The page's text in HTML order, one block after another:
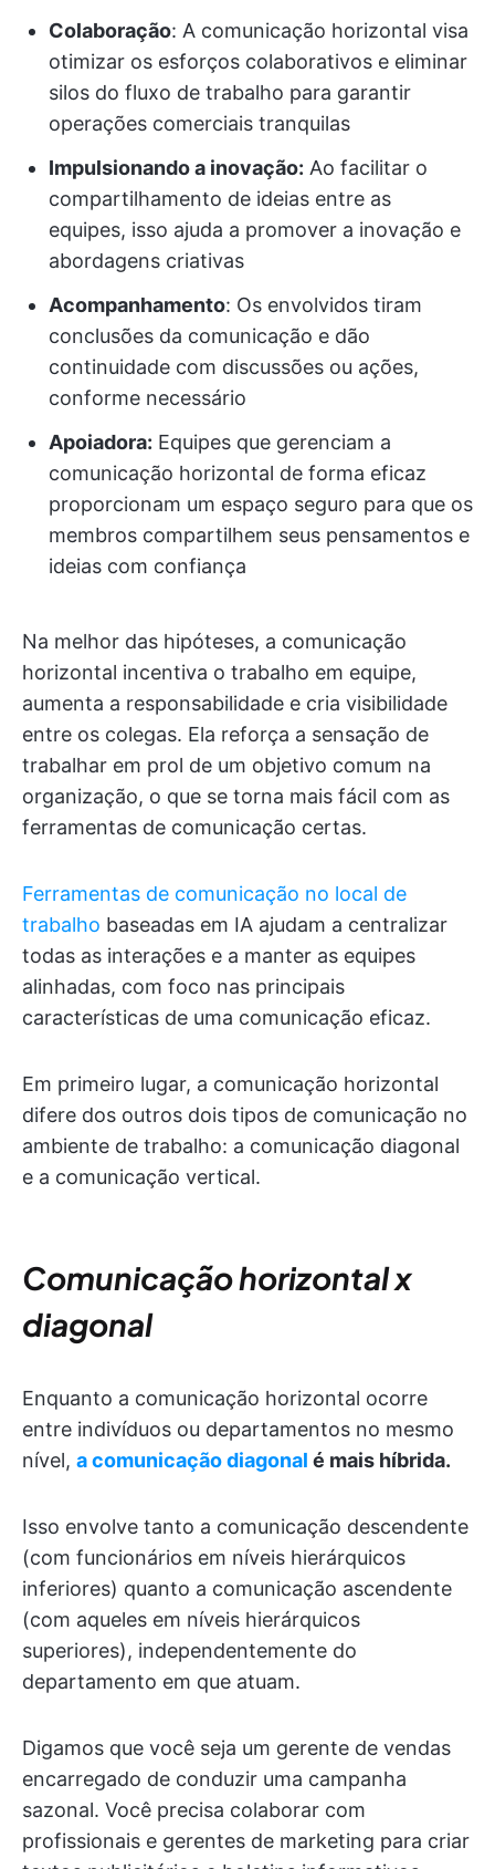
Colaboração: A comunicação horizontal visa
otimizar os esforços colaborativos e eliminar
silos do fluxo de trabalho para garantir
operações comerciais tranquilas
Impulsionando a inovação: Ao facilitar o
compartilhamento de ideias entre as
equipes, isso ajuda a promover a inovação e
abordagens criativas
Acompanhamento: Os envolvidos tiram
conclusões da comunicação e dão
continuidade com discussões ou ações,
conforme necessário
Apoiadora: Equipes que gerenciam a
comunicação horizontal de forma eficaz
proporcionam um espaço seguro para que os
membros compartilhem seus pensamentos e
ideias com confiança
Na melhor das hipóteses, a comunicação
horizontal incentiva o trabalho em equipe,
aumenta a responsabilidade e cria visibilidade
entre os colegas. Ela reforça a sensação de
trabalhar em prol de um objetivo comum na
organização, o que se torna mais fácil com as
ferramentas de comunicação certas.
Ferramentas de comunicação no local de
trabalho baseadas em IA ajudam a centralizar
todas as interações e a manter as equipes
alinhadas, com foco nas principais
características de uma comunicação eficaz.
Em primeiro lugar, a comunicação horizontal
difere dos outros dois tipos de comunicação no
ambiente de trabalho: a comunicação diagonal
e a comunicação vertical.
Comunicação horizontal x
diagonal
Enquanto a comunicação horizontal ocorre
entre indivíduos ou departamentos no mesmo
nível, a comunicação diagonal é mais híbrida.
Isso envolve tanto a comunicação descendente
(com funcionários em níveis hierárquicos
inferiores) quanto a comunicação ascendente
(com aqueles em níveis hierárquicos
superiores), independentemente do
departamento em que atuam.
Digamos que você seja um gerente de vendas
encarregado de conduzir uma campanha
sazonal. Você precisa colaborar com
profissionais e gerentes de marketing para criar